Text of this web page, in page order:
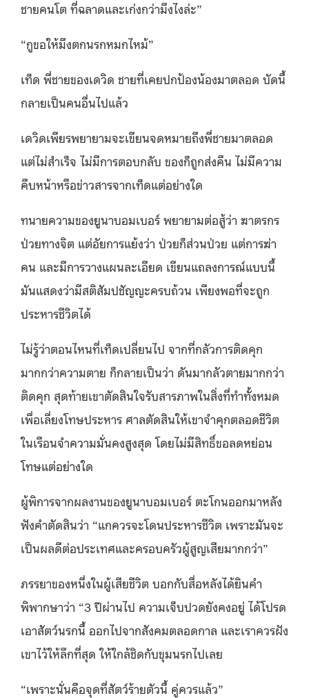
ชายคนโต ที่ฉลาดและเก่งกว่ามึงไงล่ะ”
“กูขอให้มึงตกนรกหมกไหม้”
เท็ด พี่ชายของเดวิด ชายที่เคยปกป้องน้องมาตลอด บัดนี้
กลายเป็นคนอื่นไปแล้ว
เดวิดเพียรพยายามจะเขียนจดหมายถึงพี่ชายมาตลอด
แต่ไม่สำเร็จ ไม่มีการตอบกลับ ของก็ถูกส่งคืน ไม่มีความ
คืบหน้าหรือข่าวสารจากเท็ดแต่อย่างใด
ทนายความของยูนาบอมเบอร์ พยายามต่อสู้ว่า ฆาตรกร
ป่วยทางจิต แต่อัยการแย้งว่า ป่วยก็ส่วนป่วย แต่การฆ่า
คน และมีการวางแผนละเอียด เขียนแถลงการณ์แบบนี้
มันแสดงว่ามีสติสัมปชัญญะครบถ้วน เพียงพอที่จะถูก
ประหารชีวิตได้
ไม่รู้ว่าตอนไหนที่เท็ดเปลี่ยนไป จากที่กลัวการติดคุก
มากกว่าความตาย ก็กลายเป็นว่า ดันมากลัวตายมากกว่า
ติดคุก สุดท้ายเขาตัดสินใจรับสารภาพในสิ่งที่ทำทั้งหมด
เพื่อเลี่ยงโทษประหาร ศาลตัดสินให้เขาจำคุกตลอดชีวิต
ในเรือนจำความมั่นคงสูงสุด โดยไม่มีสิทธิ์ขอลดหย่อน
โทษแต่อย่างใด
ผู้พิการจากผลงานของยูนาบอมเบอร์ ตะโกนออกมาหลัง
ฟังคำตัดสินว่า “แกควรจะโดนประหารชีวิต เพราะมันจะ
เป็นผลดีต่อประเทศและครอบครัวผู้สูญเสียมากกว่า”
ภรรยาของหนึ่งในผู้เสียชีวิต บอกกับสื่อหลังได้ยินคำ
พิพากษาว่า “3 ปีผ่านไป ความเจ็บปวดยังคงอยู่ ได้โปรด
เอาสัตว์นรกนี้ ออกไปจากสังคมตลอดกาล และเราควรฝัง
เขาไว้ให้ลึกที่สุด ให้ใกล้ชิดกับขุมนรกไปเลย
“เพราะนั่นคือจุดที่สัตว์ร้ายตัวนี้ คู่ควรแล้ว”